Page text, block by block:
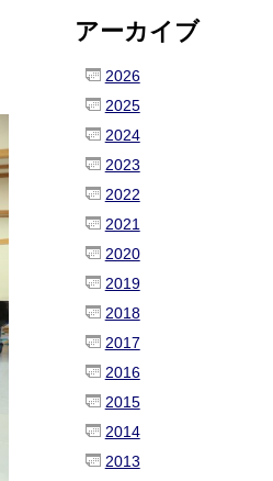
アーカイブ
2026
2025
2024
2023
2022
2021
2020
2019
2018
2017
2016
2015
2014
2013